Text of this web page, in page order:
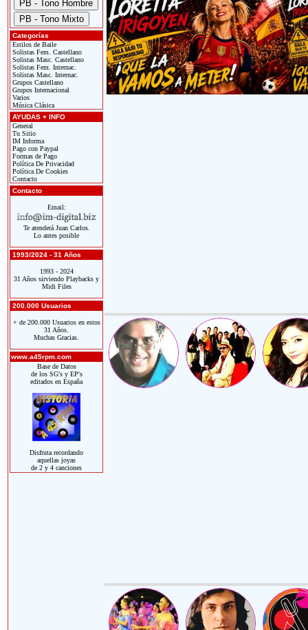
Categorías
Estilos de Baile
Solistas Fem. Castellano
Solistas Masc. Castellano
Solistas Fem. Internac.
Solistas Masc. Internac.
Grupos Castellano
Grupos Internacional
Varios
Música Clásica
AYUDAS + INFO
General
Tu Sitio
IM Informa
Pago con Paypal
Formas de Pago
Política De Privacidad
Política De Cookies
Contacto
Contacto
Email:
Te atenderá Juan Carlos.
Lo antes posible
1993/2024 - 31 Años
1993 - 2024
31 Años sirviendo Playbacks y
Midi Files
200.000 Usuarios
+ de 200.000 Usuarios en estos
31 Años.
Muchas Gracias.
www.a45rpm.com
Base de Datos
de los SG's y EP's
editados en España
Disfruta recordando
aquellas joyas
de 2 y 4 canciones